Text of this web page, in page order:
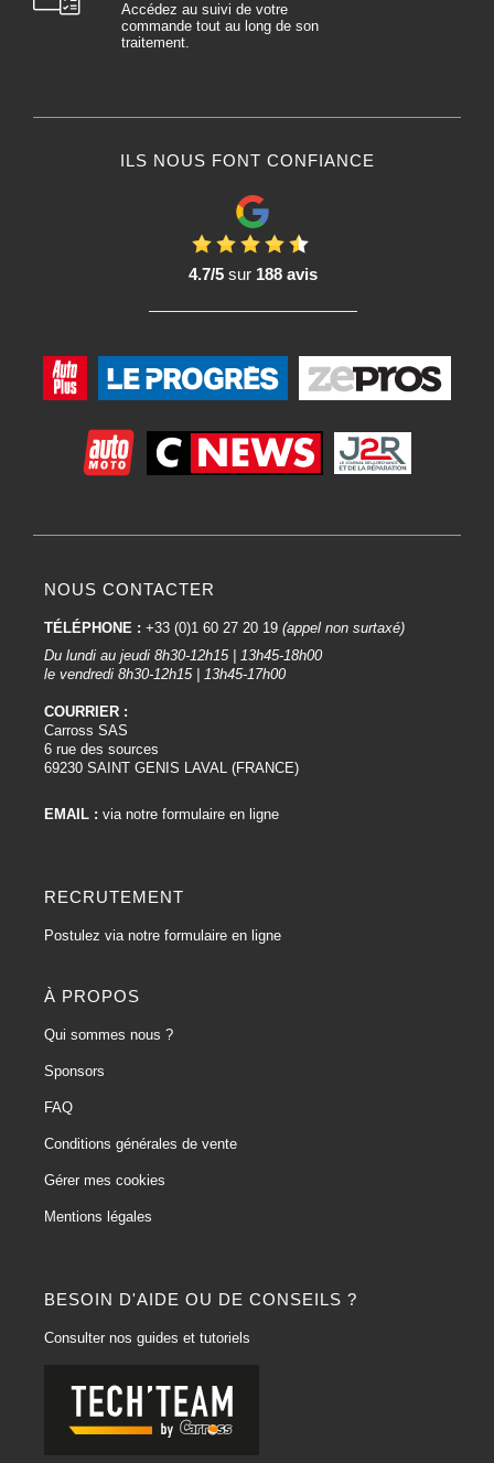
Accédez au suivi de votre
commande tout au long de son
traitement.
ILS NOUS FONT CONFIANCE
4.7/5sur 188 avis
BESOIN D'AIDE OU DE CONSEILS ?
Consulter nos guides et tutoriels
NOUS CONTACTER
TÉLÉPHONE : +33 (0)1 60 27 20 19 (appel non surtaxé)
Du lundi au jeudi 8h30-12h15 | 13h45-18h00
le vendredi 8h30-12h15 | 13h45-17h00
COURRIER :
Carross SAS
6 rue des sources
69230 SAINT GENIS LAVAL (FRANCE)
EMAIL : via notre formulaire en ligne
RECRUTEMENT
Postulez via notre formulaire en ligne
À PROPOS
Qui sommes nous ?
Sponsors
FAQ
Conditions générales de vente
Gérer mes cookies
Mentions légales